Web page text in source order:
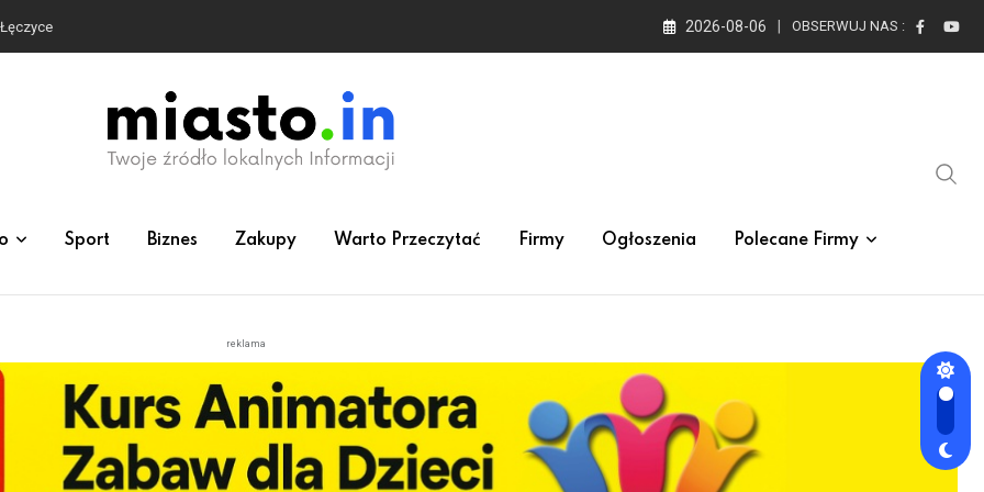
2026-08-06 OBSERWUJ NAS :
Sport Biznes Zakupy Warto Przeczytać Firmy Ogłoszenia Polecane Firmy
reklama